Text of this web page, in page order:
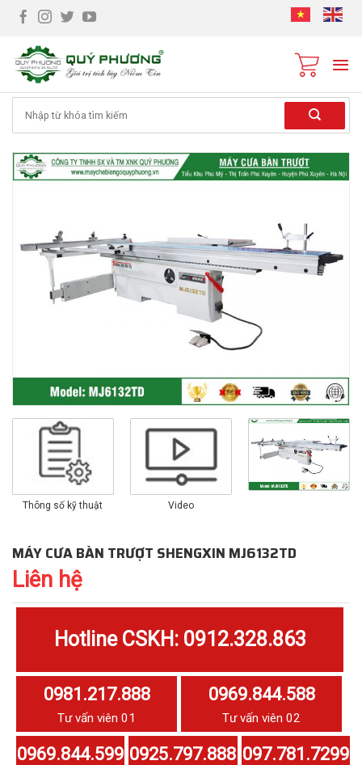
content
Thông số kỹ thuật Video
MÁY CƯA BÀN TRƯỢT SHENGXIN MJ6132TD
Liên hệ
Hotline CSKH: 0912.328.863
0981.217.888
Tư vấn viên 01
0969.844.588
Tư vấn viên 02
0969.844.599 0925.797.888 097.781.7299